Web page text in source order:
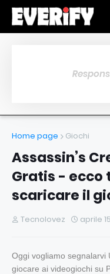
Home page Giochi
Assassin’s
Gratis -
scaricare il
Tecnolovez aprile
Oggi vogliamo segnalarvi
giocare ai videogiochi su